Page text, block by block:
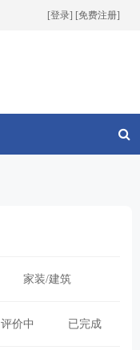
[登录] [免费注册]
家装/建筑
评价中 已完成